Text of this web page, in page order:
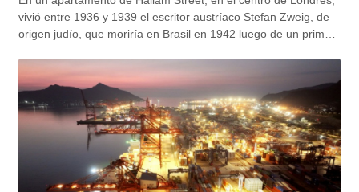
COP 3633.55485
CRC 523.993489
CUP 30.637594
CVE 110.26363
CZK 24.258158
DJF 205.267449
DKK 7.477932
DOP 67.289164
DZD 152.967099
EGP 57.293288
vivió entre 1936 y 1939 el escritor austríaco Stefan Zweig, de
origen judío, que moriría en Brasil en 1942 luego de un primer